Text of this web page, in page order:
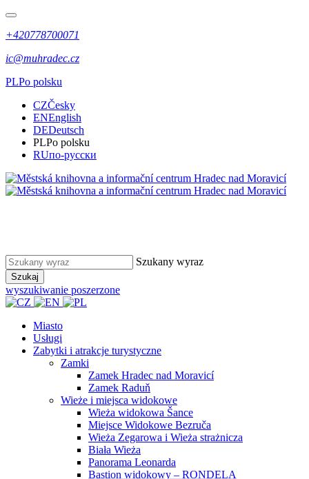
+420778700071
ic@muhradec.cz
PLPo polsku
CZČesky
ENEnglish
DEDeutsch
PLPo polsku
RUпо-русски
Szukany wyraz
Szukaj
wyszukiwanie poszerzone
Miasto
Usługi
Zabytki i atrakcje turystyczne
Zamki
Zamek Hradec nad Moravicí
Zamek Raduň
Wieże i miejsca widokowe
Wieża widokowa Šance
Miejsce Widokowe Bezruča
Wieża Zegarowa i Wieża strażnicza
Biała Wieża
Panorama Leonarda
Bastion widokowy – RONDELA